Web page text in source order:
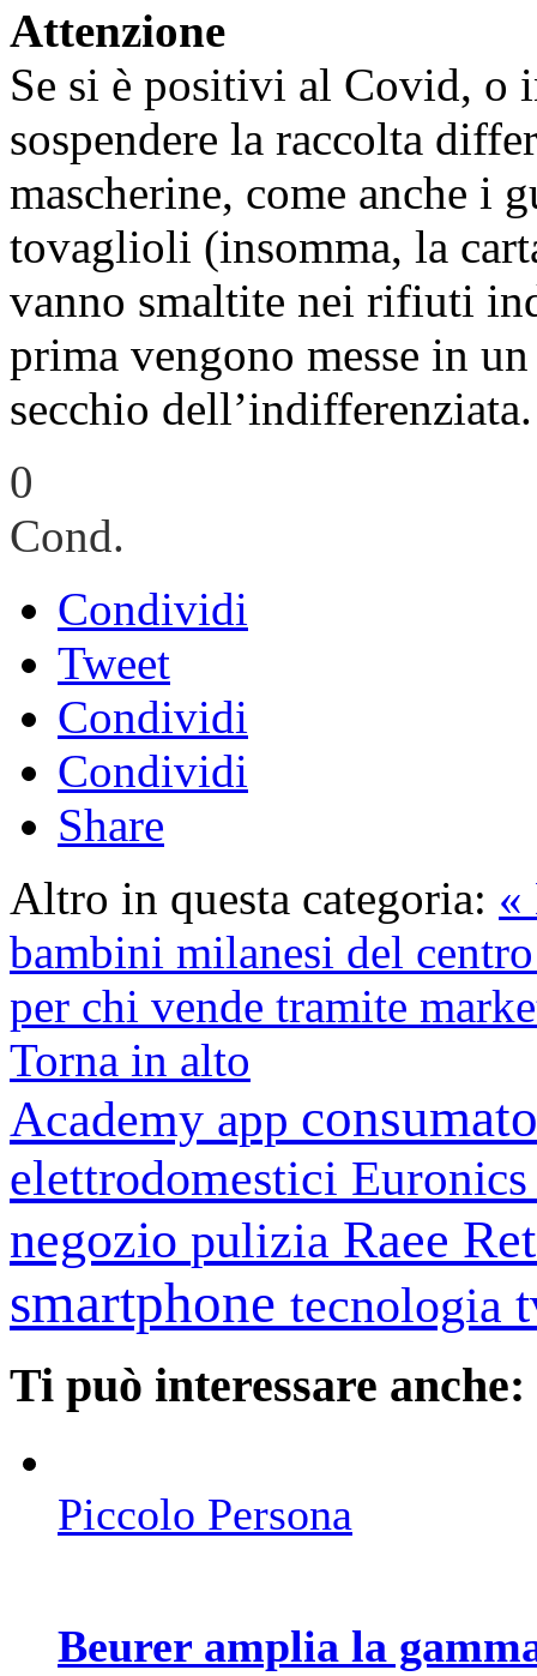
Attenzione
Se si è positivi al Covid, o
sospendere la raccolta
mascherine, come anche i
tovaglioli (insomma, la
vanno smaltite nei rifiuti
prima vengono messe in
secchio dell’indifferenziata.
0
Cond.
Condividi
Tweet
Condividi
Condividi
Share
Altro in questa categoria: «
bambini milanesi del
per chi vende tramite
Torna in alto
Academy app
elettrodomestici
negozio pulizia Raee
smartphone tecnologia
Ti può interessare anche:
Piccolo Persona
Beurer amplia la